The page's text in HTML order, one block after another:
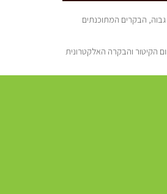
החשמל התעשייתי, מתח גבוה, הבקרים המתוכנתים
הקיטור והבקרה האלקטרונית